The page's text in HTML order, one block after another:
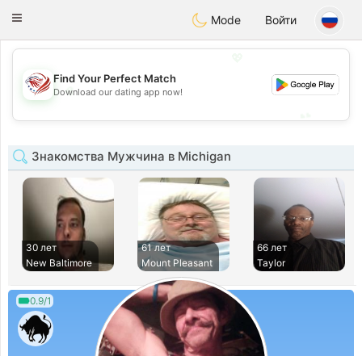
Dating
Toggle
Mode Войти
💕
Find Your Perfect Match
Download our dating app now!
Знакомства Мужчина в Michigan
30 лет
New Baltimore
61 лет
Mount Pleasant
66 лет
Taylor
0.9/1